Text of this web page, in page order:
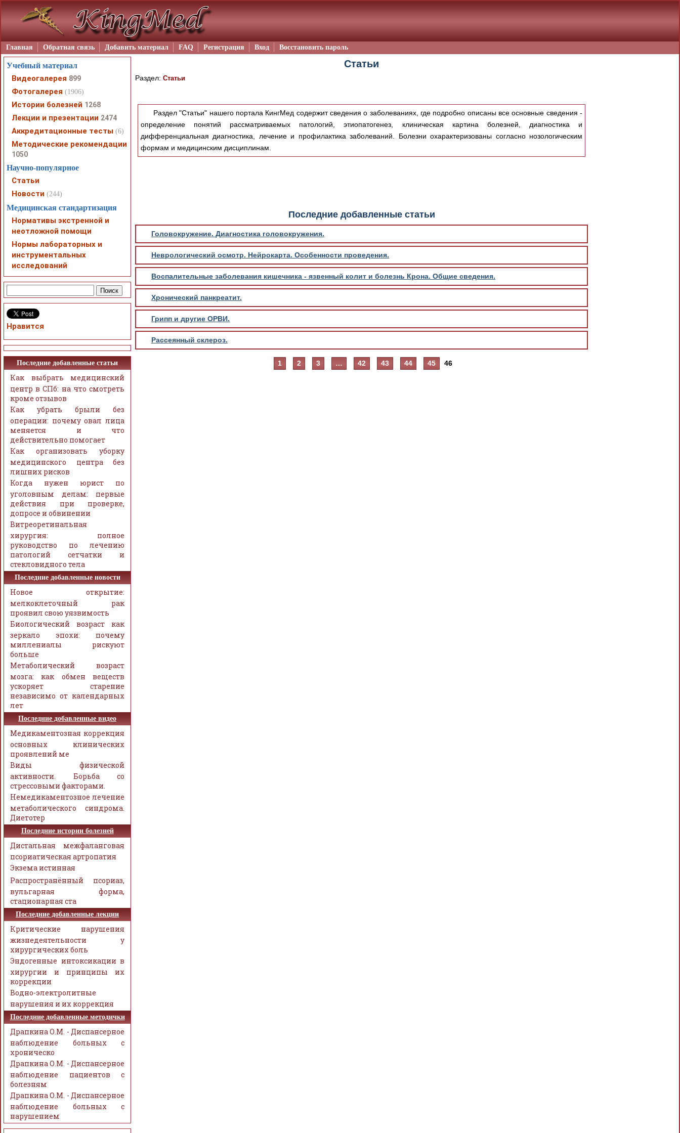
Главная Обратная связь Добавить материал FAQ Регистрация Вход Восстановить пароль
Статьи
Раздел: Статьи
Раздел "Статьи" нашего портала КингМед содержит сведения о заболеваниях, где подробно описаны все основные сведения -
определение понятий рассматриваемых патологий, этиопатогенез, клиническая картина болезней, диагностика и
дифференциальная диагностика, лечение и профилактика заболеваний. Болезни охарактеризованы согласно нозологическим
формам и медицинским дисциплинам.
Последние добавленные статьи
Головокружение. Диагностика головокружения.
Неврологический осмотр. Нейрокарта. Особенности проведения.
Воспалительные заболевания кишечника - язвенный колит и болезнь Крона. Общие сведения.
Хронический панкреатит.
Грипп и другие ОРВИ.
Рассеянный склероз.
1 2 3 … 42 43 44 45 46
Учебный материал
Видеогалерея 899
Фотогалерея (1906)
Истории болезней 1268
Лекции и презентации 2474
Аккредитационные тесты (6)
Методические рекомендации
1050
Научно-популярное
Статьи
Новости (244)
Медицинская стандартизация
Нормативы экстренной и
неотложной помощи
Нормы лабораторных и
инструментальных
исследований
Нравится
Последние добавленные статьи
Как выбрать медицинский
центр в СПб: на что смотреть
кроме отзывов
Как убрать брыли без
операции: почему овал лица
меняется и что
действительно помогает
Как организовать уборку
медицинского центра без
лишних рисков
Когда нужен юрист по
уголовным делам: первые
действия при проверке,
допросе и обвинении
Витреоретинальная
хирургия: полное
руководство по лечению
патологий сетчатки и
стекловидного тела
Последние добавленные новости
Новое открытие:
мелкоклеточный рак
проявил свою уязвимость
Биологический возраст как
зеркало эпохи: почему
миллениалы рискуют
больше
Метаболический возраст
мозга: как обмен веществ
ускоряет старение
независимо от календарных
лет
Последние добавленные видео
Медикаментозная коррекция
основных клинических
проявлений ме
Виды физической
активности. Борьба со
стрессовыми факторами.
Немедикаментозное лечение
метаболического синдрома.
Диетотер
Последние истории болезней
Дистальная межфаланговая
псориатическая артропатия
Экзема истинная
Распространённый псориаз,
вульгарная форма,
стационарная ста
Последние добавленные лекции
Критические нарушения
жизнедеятельности у
хирургических боль
Эндогенные интоксикации в
хирургии и принципы их
коррекции
Водно-электролитные
нарушения и их коррекция
Последние добавленные методички
Драпкина О.М. - Диспансерное
наблюдение больных с
хроническо
Драпкина О.М. - Диспансерное
наблюдение пациентов с
болезням
Драпкина О.М. - Диспансерное
наблюдение больных с
нарушением